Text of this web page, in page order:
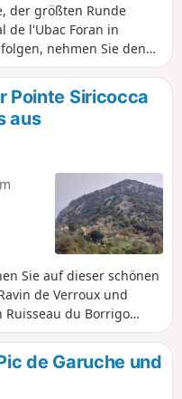
der größten Runde
de l'Ubac Foran in
nehmen Sie den
und, im Unterholz,
dann den Abstieg auf
Pointe Siricocca
aus
Sie auf dieser schönen
de Verroux und
Ruisseau du Borrigo
an zahlreichen
liegenden Täler
aus können Sie Menton
de Garuche und